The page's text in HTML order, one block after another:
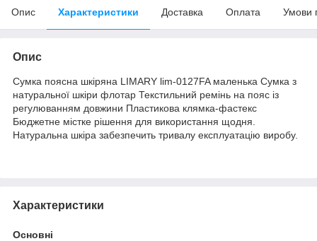
Опис Характеристики Доставка Оплата Умови
Опис
Сумка поясна шкіряна LIMARY lim-0127FA маленька Сумка з
натуральної шкіри флотар Текстильний ремінь на пояс із
регулюванням довжини Пластикова клямка-фастекс
Бюджетне містке рішення для використання щодня.
Натуральна шкіра забезпечить тривалу експлуатацію виробу.
Характеристики
Основні